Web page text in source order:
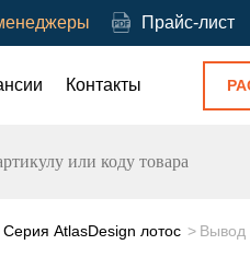
Прайс-лист
Контакты
Серия AtlasDesign лотос
Вывод